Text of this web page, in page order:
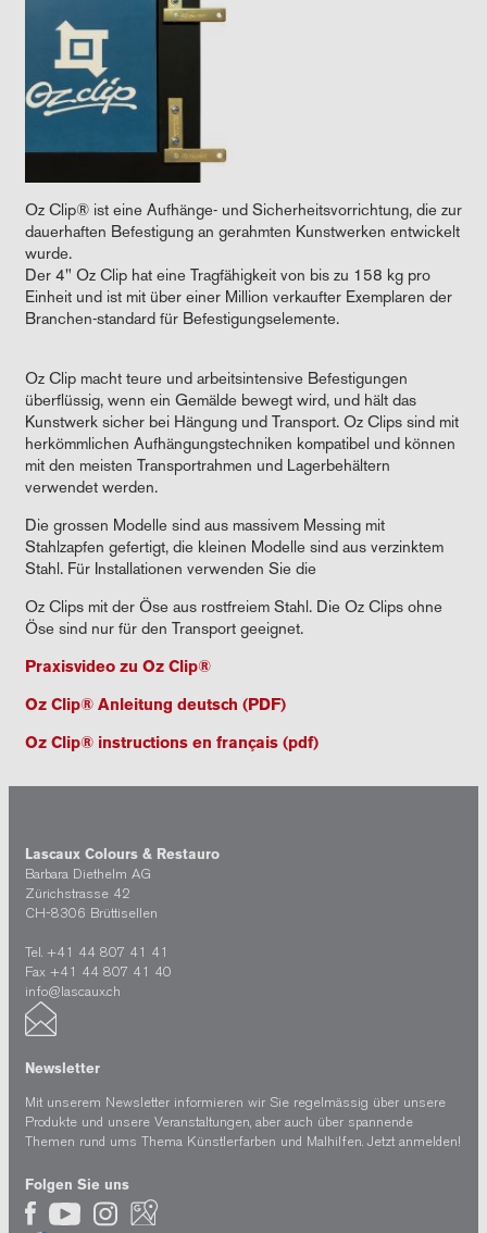
Oz Clip® ist eine Aufhänge- und Sicherheitsvorrichtung, die zur
dauerhaften Befestigung an gerahmten Kunstwerken entwickelt
wurde.
Der 4" Oz Clip hat eine Tragfähigkeit von bis zu 158 kg pro
Einheit und ist mit über einer Million verkaufter Exemplaren der
Branchen-standard für Befestigungselemente.
Oz Clip macht teure und arbeitsintensive Befestigungen
überflüssig, wenn ein Gemälde bewegt wird, und hält das
Kunstwerk sicher bei Hängung und Transport. Oz Clips sind mit
herkömmlichen Aufhängungstechniken kompatibel und können
mit den meisten Transportrahmen und Lagerbehältern
verwendet werden.
Die grossen Modelle sind aus massivem Messing mit
Stahlzapfen gefertigt, die kleinen Modelle sind aus verzinktem
Stahl. Für Installationen verwenden Sie die
Oz Clips mit der Öse aus rostfreiem Stahl. Die Oz Clips ohne
Öse sind nur für den Transport geeignet.
Praxisvideo zu Oz Clip®
Oz Clip® Anleitung deutsch (PDF)
Oz Clip® instructions en français (pdf)
Lascaux Colours & Restauro
Barbara Diethelm AG
Zürichstrasse 42
CH-8306 Brüttisellen
Tel. +41 44 807 41 41
Fax +41 44 807 41 40
info@lascaux.ch
Newsletter
Mit unserem Newsletter informieren wir Sie regelmässig über unsere
Produkte und unsere Veranstaltungen, aber auch über spannende
Themen rund ums Thema Künstlerfarben und Malhilfen. Jetzt anmelden!
Folgen Sie uns